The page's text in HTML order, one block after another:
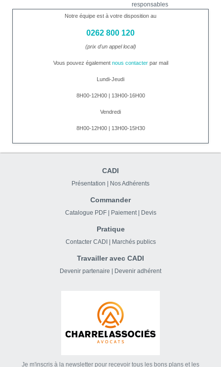
responsables
Notre équipe est à votre disposition au
0262 800 120
(prix d'un appel local)
Vous pouvez également nous contacterpar mail
Lundi-Jeudi
8H00-12H00 | 13H00-16H00
Vendredi
8H00-12H00 | 13H00-15H30
CADI
Présentation | Nos Adhérents
Commander
Catalogue PDF | Paiement | Devis
Pratique
Contacter CADI | Marchés publics
Travailler avec CADI
Devenir partenaire | Devenir adhérent
Je m'inscris à la newsletter pour recevoir tous les bons plans et les